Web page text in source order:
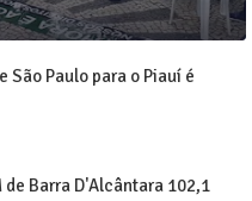
São Paulo para o Piauí é
de Barra D'Alcântara 102,1